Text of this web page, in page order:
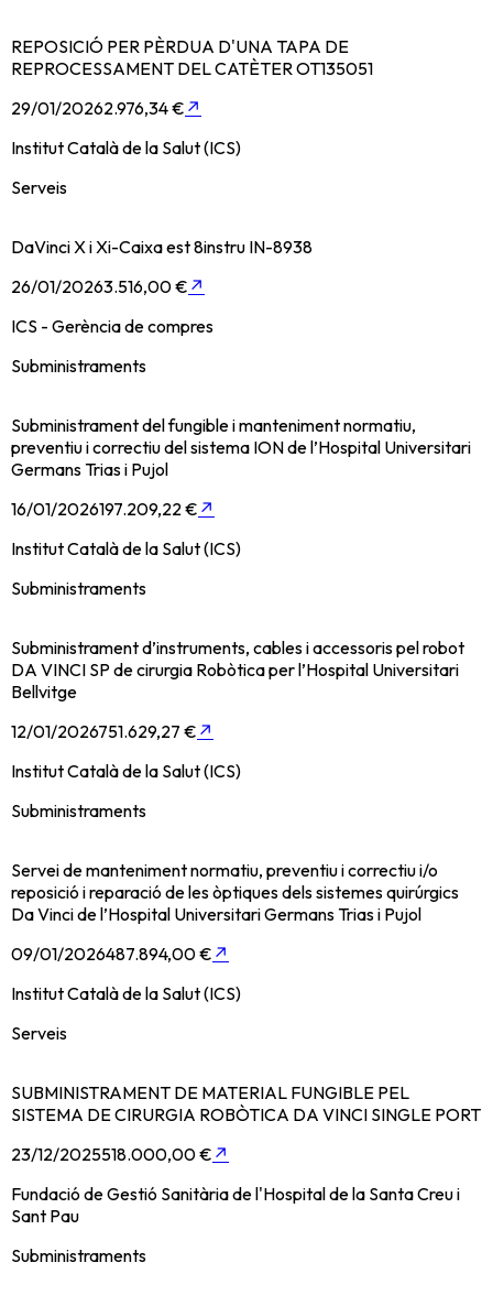
REPOSICIÓ PER PÈRDUA D'UNA TAPA DE
REPROCESSAMENT DEL CATÈTER OT135051
29/01/20262.976,34 € ↗
Institut Català de la Salut (ICS)
Serveis
DaVinci X i Xi-Caixa est 8instru IN-8938
26/01/20263.516,00 € ↗
ICS - Gerència de compres
Subministraments
Subministrament del fungible i manteniment normatiu,
preventiu i correctiu del sistema ION de l’Hospital Universitari
Germans Trias i Pujol
16/01/2026197.209,22 € ↗
Institut Català de la Salut (ICS)
Subministraments
Subministrament d’instruments, cables i accessoris pel robot
DA VINCI SP de cirurgia Robòtica per l’Hospital Universitari
Bellvitge
12/01/2026751.629,27 € ↗
Institut Català de la Salut (ICS)
Subministraments
Servei de manteniment normatiu, preventiu i correctiu i/o
reposició i reparació de les òptiques dels sistemes quirúrgics
Da Vinci de l’Hospital Universitari Germans Trias i Pujol
09/01/2026487.894,00 € ↗
Institut Català de la Salut (ICS)
Serveis
SUBMINISTRAMENT DE MATERIAL FUNGIBLE PEL
SISTEMA DE CIRURGIA ROBÒTICA DA VINCI SINGLE PORT
23/12/2025518.000,00 € ↗
Fundació de Gestió Sanitària de l'Hospital de la Santa Creu i
Sant Pau
Subministraments